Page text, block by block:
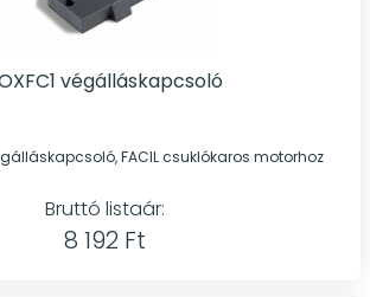
végálláskapcsoló
FACIL csuklókaros motorhoz
Bruttó listaár:
8 192 Ft